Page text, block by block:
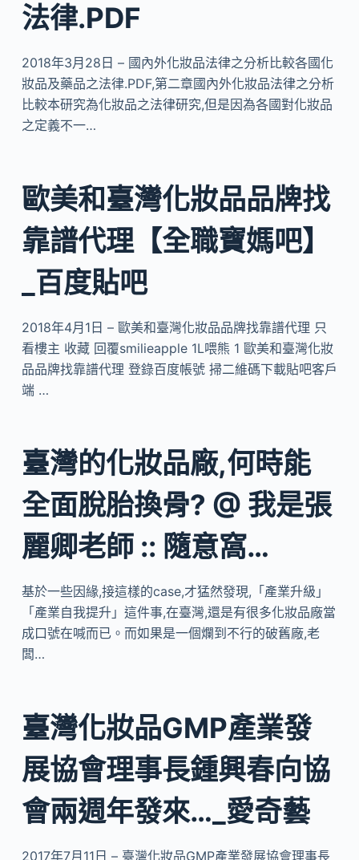
法律.PDF
2018年3月28日 – 國內外化妝品法律之分析比較各國化
妝品及藥品之法律.PDF,第二章國內外化妝品法律之分析
比較本研究為化妝品之法律研究,但是因為各國對化妝品
之定義不一…
歐美和臺灣化妝品品牌找
靠譜代理【全職寶媽吧】
_百度貼吧
2018年4月1日 – 歐美和臺灣化妝品品牌找靠譜代理 只
看樓主 收藏 回覆smilieapple 1L喂熊 1 歐美和臺灣化妝
品品牌找靠譜代理 登錄百度帳號 掃二維碼下載貼吧客戶
端 …
臺灣的化妝品廠,何時能
全面脫胎換骨? @ 我是張
麗卿老師 :: 隨意窩…
基於一些因緣,接這樣的case,才猛然發現,「產業升級」
「產業自我提升」這件事,在臺灣,還是有很多化妝品廠當
成口號在喊而已。而如果是一個爛到不行的破舊廠,老
闆…
臺灣化妝品GMP產業發
展協會理事長鍾興春向協
會兩週年發來…_愛奇藝
2017年7月11日 – 臺灣化妝品GMP產業發展協會理事長